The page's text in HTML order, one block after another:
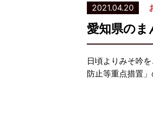
2021.04.20
愛知県のま
日頃よりみそ吟
防止等重点措置